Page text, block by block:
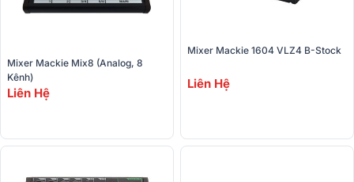
Mixer Mackie Mix8 (Analog, 8
Kênh)
Liên Hệ
Mixer Mackie 1604 VLZ4 B-Stock
Liên Hệ